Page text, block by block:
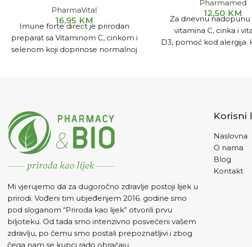
PharmaVital
16,95 KM
Imune forte direct je prirodan
preparat sa Vitaminom C, cinkom i
selenom koji doprinose normalnoj
Pharmamed
12,50 KM
Za dnevnu nadopunu
vitamina C, cinka i
D3, pomoć kod alergija.
hranu i polen. Koristi
osteopenije kao i za
stabilnosti kostiju.
Mi vjerujemo da za dugoročno zdravlje postoji lijek u
prirodi. Vođeni tim ubjeđenjem 2016. godine smo
pod sloganom “Priroda kao lijek” otvorili prvu
biljoteku. Od tada smo intenzivno posvećeni vašem
zdravlju, po čemu smo postali prepoznatljivi i zbog
čega nam se kupci rado obraćaju.
Korisni
Naslovna
O nama
Blog
Kontakt